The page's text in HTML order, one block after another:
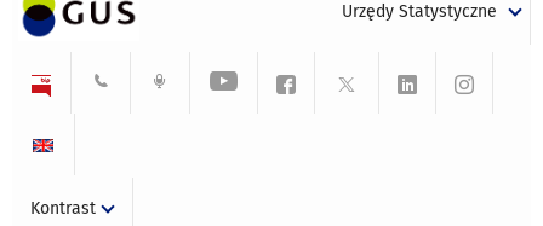
Urzędy Statystyczne
Kontrast